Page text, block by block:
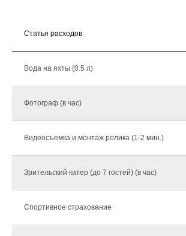
Статья расходов
Вода на яхты (0.5 л)
Фотограф (в час)
Видеосъемка и монтаж ролика (1-2 мин.)
Зрительский катер (до 7 гостей) (в час)
Спортивное страхование